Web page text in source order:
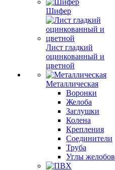
Шифер
Лист гладкий
оцинкованный и
цветной
Металлическая
Воронки
Желоба
Заглушки
Колена
Крепления
Соединители
Труба
Углы желобов